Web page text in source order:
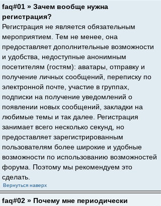
faq#01 » Зачем вообще нужна
регистрация?
Регистрация не является обязательным
мероприятием. Тем не менее, она
предоставляет дополнительные возможности
и удобства, недоступные анонимным
посетителям (гостям): аватары, отправку и
получение личных сообщений, переписку по
электронной почте, участие в группах,
подписки на получение уведомлений о
появлении новых сообщений, закладки на
любимые темы и так далее. Регистрация
занимает всего несколько секунд, но
предоставляет зарегистрированным
пользователям более широкие и удобные
возможности по использованию возможностей
форума. Поэтому мы рекомендуем это
сделать.
Вернуться наверх
faq#02 » Почему мне периодически